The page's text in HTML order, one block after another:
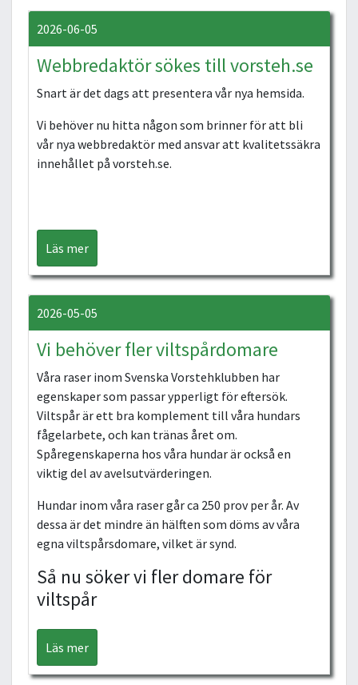
2026-06-05
Webbredaktör sökes till vorsteh.se
Snart är det dags att presentera vår nya hemsida.
Vi behöver nu hitta någon som brinner för att bli
vår nya webbredaktör med ansvar att kvalitetssäkra
innehållet på vorsteh.se.
Läs mer
2026-05-05
Vi behöver fler viltspårdomare
Våra raser inom Svenska Vorstehklubben har
egenskaper som passar ypperligt för eftersök.
Viltspår är ett bra komplement till våra hundars
fågelarbete, och kan tränas året om.
Spåregenskaperna hos våra hundar är också en
viktig del av avelsutvärderingen.
Hundar inom våra raser går ca 250 prov per år. Av
dessa är det mindre än hälften som döms av våra
egna viltspårsdomare, vilket är synd.
Så nu söker vi fler domare för
viltspår
Läs mer